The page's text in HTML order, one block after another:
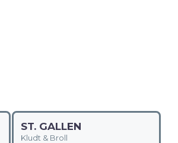
ST. GALLEN
Kludt & Broll